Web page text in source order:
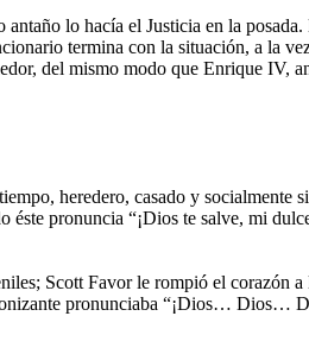
lo hacía el Justicia en la
termina con la situación, a la
del mismo modo que Enrique IV,
heredero, casado y socialmente
pronuncia “¡Dios te salve, mi
Scott Favor le rompió el
pronunciaba “¡Dios…